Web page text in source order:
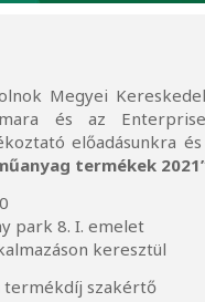
Megyei
és az
előadásunkra
termékek
park 8. I. emelet
keresztül
termékdíj szakértő